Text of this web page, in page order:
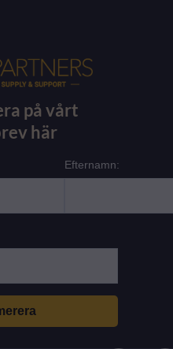
på vårt
här
Efternamn: